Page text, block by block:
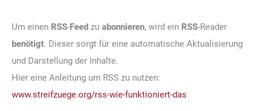
Um einen RSS-Feed zu abonnieren, wird ein RSS-Reader
benötigt. Dieser sorgt für eine automatische Aktualisierung
und Darstellung der Inhalte.
Hier eine Anleitung um RSS zu nutzen:
www.streifzuege.org/rss-wie-funktioniert-das